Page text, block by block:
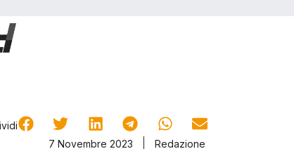
7 Novembre 2023
Redazione